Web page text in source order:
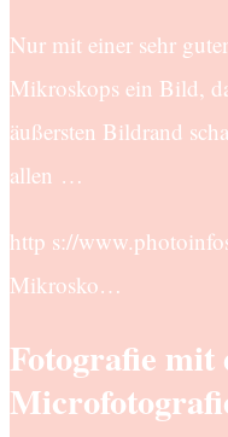
Nur mit einer sehr
Mikroskops ein Bild,
äußersten Bildrand
allen …
http s://
Mikrosko…
Fotografie